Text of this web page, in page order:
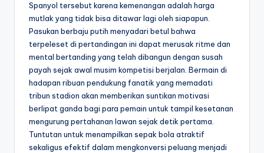
Spanyol tersebut karena kemenangan adalah harga
mutlak yang tidak bisa ditawar lagi oleh siapapun.
Pasukan berbaju putih menyadari betul bahwa
terpeleset di pertandingan ini dapat merusak ritme dan
mental bertanding yang telah dibangun dengan susah
payah sejak awal musim kompetisi berjalan. Bermain di
hadapan ribuan pendukung fanatik yang memadati
tribun stadion akan memberikan suntikan motivasi
berlipat ganda bagi para pemain untuk tampil kesetanan
mengurung pertahanan lawan sejak detik pertama.
Tuntutan untuk menampilkan sepak bola atraktif
sekaligus efektif dalam mengkonversi peluang menjadi